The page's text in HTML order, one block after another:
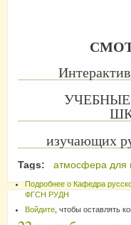
изучающих
Tags: атмосфера для
Подробнеео Кафедра
ФГСН РУДН
Войдите , чтобы оставлять